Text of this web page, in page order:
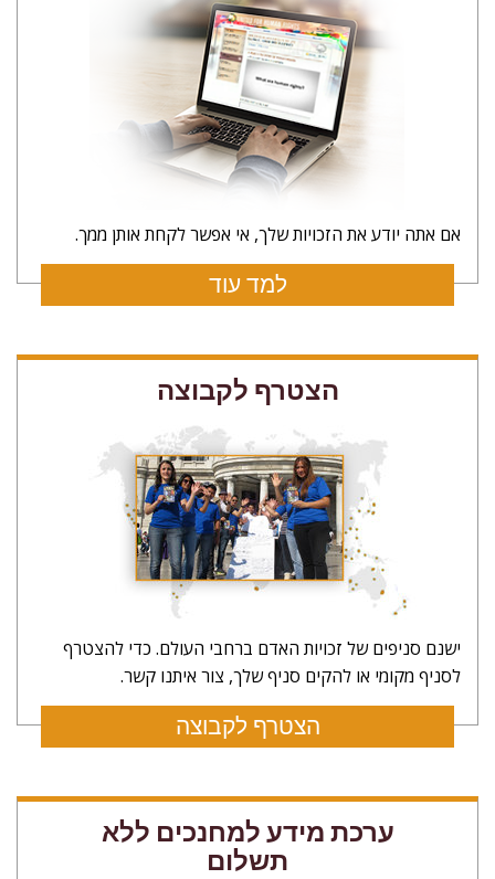
אם אתה יודע את הזכויות שלך, אי אפשר לקחת אותן ממך.
למד עוד
הצטרף לקבוצה
ישנם סניפים של זכויות האדם ברחבי העולם. כדי להצטרף
לסניף מקומי או להקים סניף שלך, צור איתנו קשר.
הצטרף לקבוצה
ערכת מידע למחנכים ללא
תשלום